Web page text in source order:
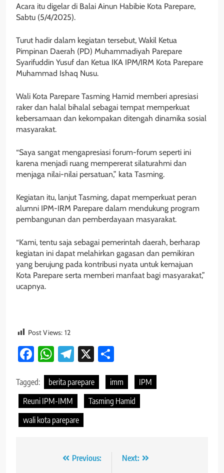
Acara itu digelar di Balai Ainun Habibie Kota Parepare,
Sabtu (5/4/2025).
Turut hadir dalam kegiatan tersebut, Wakil Ketua
Pimpinan Daerah (PD) Muhammadiyah Parepare
Syarifuddin Yusuf dan Ketua IKA IPM/IRM Kota Parepare
Muhammad Ishaq Nusu.
Wali Kota Parepare Tasming Hamid memberi apresiasi
raker dan halal bihalal sebagai tempat memperkuat
kebersamaan dan kekompakan ditengah dinamika sosial
masyarakat.
“Saya sangat mengapresiasi forum-forum seperti ini
karena menjadi ruang mempererat silaturahmi dan
menjaga nilai-nilai persatuan,” kata Tasming.
Kegiatan itu, lanjut Tasming, dapat memperkuat peran
alumni IPM-IRM Parepare dalam mendukung program
pembangunan dan pemberdayaan masyarakat.
“Kami, tentu saja sebagai pemerintah daerah, berharap
kegiatan ini dapat melahirkan gagasan dan pemikiran
yang berujung pada kontribusi nyata untuk kemajuan
Kota Parepare serta memberi manfaat bagi masyarakat,”
ucapnya.
Post Views: 12
Facebook
WhatsApp
Telegram
X
Tagged: berita parepare imm
IPM
Reuni IPM-IMM
Tasming Hamid
wali kota parepare
Navigasi Previous:
Next: